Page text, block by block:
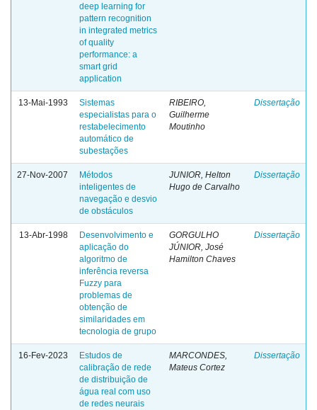
deep learning for
pattern recognition
in integrated metrics
of quality
performance: a
smart grid
application
13-Mai-1993
Sistemas
especialistas para o
restabelecimento
automático de
subestações
RIBEIRO,
Guilherme
Moutinho
Dissertação
27-Nov-2007
Métodos
inteligentes de
navegação e desvio
de obstáculos
JUNIOR, Helton
Hugo de Carvalho
Dissertação
13-Abr-1998
Desenvolvimento e
aplicação do
algoritmo de
inferência reversa
Fuzzy para
problemas de
obtenção de
similaridades em
tecnologia de grupo
GORGULHO
JÚNIOR, José
Hamilton Chaves
Dissertação
16-Fev-2023
Estudos de
calibração de rede
de distribuição de
água real com uso
de redes neurais
MARCONDES,
Mateus Cortez
Dissertação